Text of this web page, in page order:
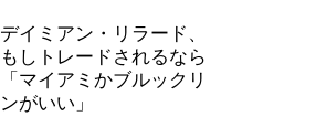
デイミアン・リラード、
もしトレードされるなら
「マイアミかブルックリ
ンがいい」